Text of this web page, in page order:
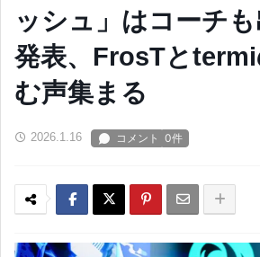
ッシュ」はコーチ
発表、FrosTと
む声集まる
2026.1.16